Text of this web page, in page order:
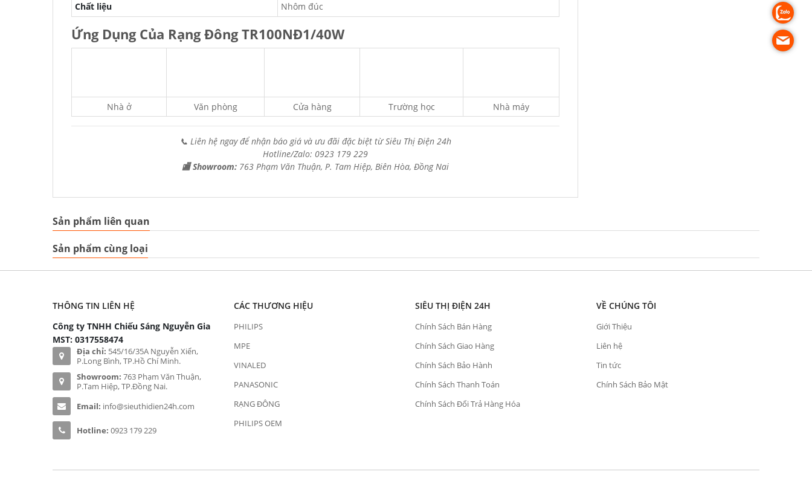
Chất liệu
Nhôm đúc
Ứng Dụng Của Rạng Đông TR100NĐ1/40W
Nhà ở Văn phòng Cửa hàng Trường học Nhà máy
📞 Liên hệ ngay để nhận báo giá và ưu đãi đặc biệt từ Siêu Thị Điện 24h
Hotline/Zalo: 0923 179 229
🏬 Showroom: 763 Phạm Văn Thuận, P. Tam Hiệp, Biên Hòa, Đồng Nai
Sản phẩm liên quan
Sản phẩm cùng loại
THÔNG TIN LIÊN HỆ
Công ty TNHH Chiếu Sáng Nguyễn Gia
MST: 0317558474
Địa chỉ: 545/16/35A Nguyễn Xiển,
P.Long Bình, TP.Hồ Chí Minh.
Showroom: 763 Phạm Văn Thuận,
P.Tam Hiệp, TP.Đồng Nai.
Email: info@sieuthidien24h.com
Hotline: 0923 179 229
CÁC THƯƠNG HIỆU
PHILIPS
MPE
VINALED
PANASONIC
RẠNG ĐÔNG
PHILIPS OEM
SIÊU THỊ ĐIỆN 24H
Chính Sách Bán Hàng
Chính Sách Giao Hàng
Chính Sách Bảo Hành
Chính Sách Thanh Toán
Chính Sách Đổi Trả Hàng Hóa
VỀ CHÚNG TÔI
Giới Thiệu
Liên hệ
Tin tức
Chính Sách Bảo Mật